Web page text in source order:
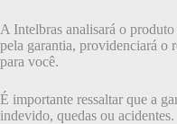
A Intelbras analisará o
pela garantia, providenciará o
para você.
É importante ressaltar que a
indevido, quedas ou acidentes.